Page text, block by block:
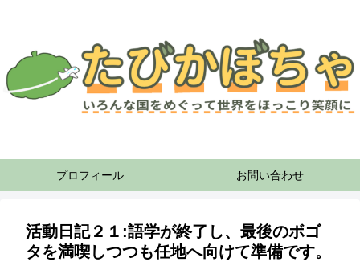
プロフィール お問い合わせ
活動日記２１:語学が終了し、最後のボゴ
タを満喫しつつも任地へ向けて準備です。